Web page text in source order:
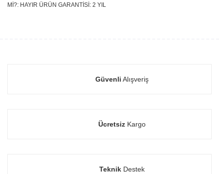
Mİ?: HAYIR ÜRÜN GARANTİSİ: 2 YIL
Güvenli Alışveriş
ÜcretsizKargo
TeknikDestek